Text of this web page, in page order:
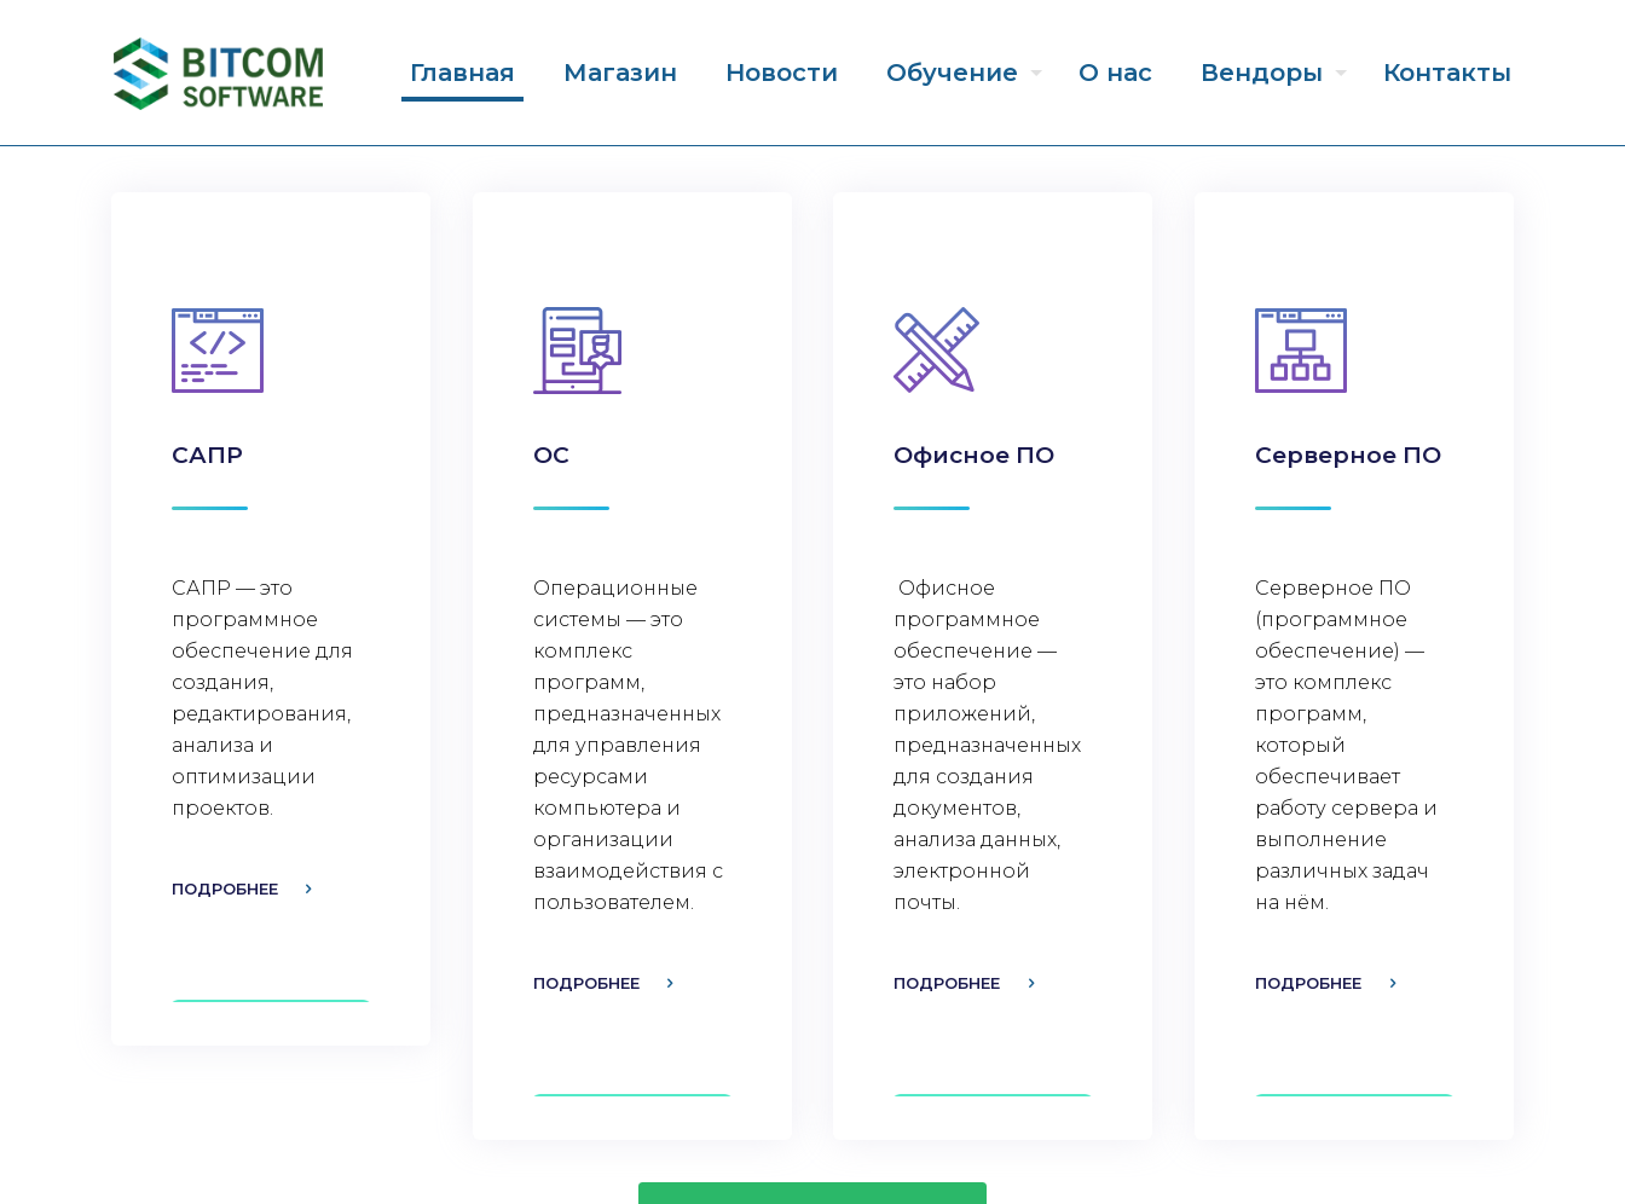
Главная Магазин Новости Обучение О нас Вендоры Контакты
САПР
САПР — это
программное
обеспечение для
создания,
редактирования,
анализа и
оптимизации
проектов.
ПОДРОБНЕЕ
ОС
Операционные
системы — это
комплекс
программ,
предназначенных
для управления
ресурсами
компьютера и
организации
взаимодействия с
пользователем.
ПОДРОБНЕЕ
Офисное ПО
Офисное
программное
обеспечение —
это набор
приложений,
предназначенных
для создания
документов,
анализа данных,
электронной
почты.
ПОДРОБНЕЕ
Серверное ПО
Серверное ПО
(программное
обеспечение) —
это комплекс
программ,
который
обеспечивает
работу сервера и
выполнение
различных задач
на нём.
ПОДРОБНЕЕ